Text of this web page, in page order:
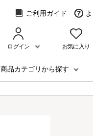
ご利用ガイド
ログイン お気に入り
商品カテゴリから探す